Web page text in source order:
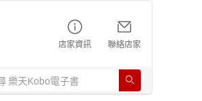
店家資訊 聯絡店家